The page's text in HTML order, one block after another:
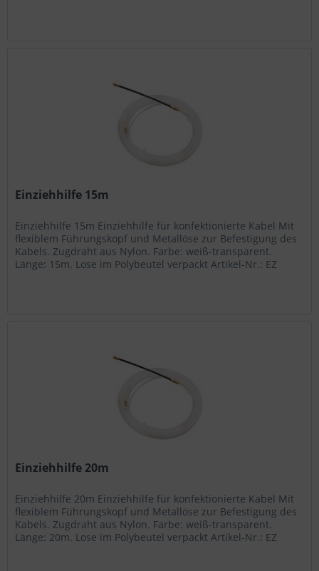
Einziehhilfe 15m
Einziehhilfe 15m Einziehhilfe für konfektionierte Kabel Mit
flexiblem Führungskopf und Metallöse zur Befestigung des
Kabels. Zugdraht aus Nylon. Farbe: weiß-transparent.
Länge: 15m. Lose im Polybeutel verpackt Artikel-Nr.: EZ
Einziehhilfe 20m
Einziehhilfe 20m Einziehhilfe für konfektionierte Kabel Mit
flexiblem Führungskopf und Metallöse zur Befestigung des
Kabels. Zugdraht aus Nylon. Farbe: weiß-transparent.
Länge: 20m. Lose im Polybeutel verpackt Artikel-Nr.: EZ